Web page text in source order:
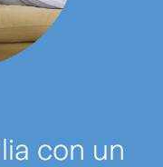
con un